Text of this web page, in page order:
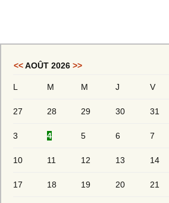
<<AOÛT 2026 >>
L M M J V
27 28 29 30 31
3 4 5 6 7
10 11 12 13 14
17 18 19 20 21